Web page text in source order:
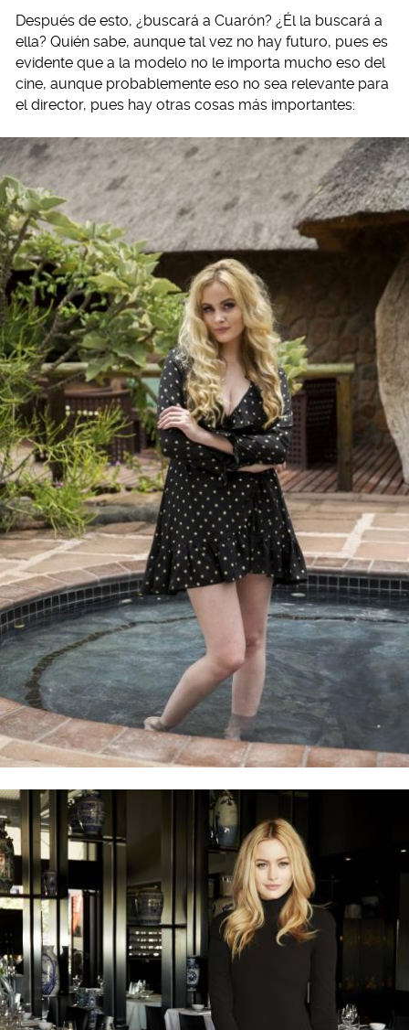
Después de esto, ¿buscará a Cuarón? ¿Él la buscará a
ella? Quién sabe, aunque tal vez no hay futuro, pues es
evidente que a la modelo no le importa mucho eso del
cine, aunque probablemente eso no sea relevante para
el director, pues hay otras cosas más importantes: